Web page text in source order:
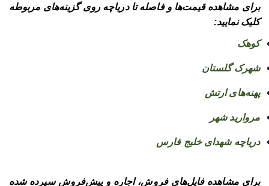
برای مشاهده قیمت‌ها و فاصله تا دریاچه روی گزینه‌های مربوطه
کلیک نمایید:
کوهک
شهرک گلستان
پهنه‌های ارتش
مروارید شهر
دریاچه شهدای خلیج فارس
برای مشاهده فایل‌های فروش، اجاره و پیش‌فروش سپرده شده